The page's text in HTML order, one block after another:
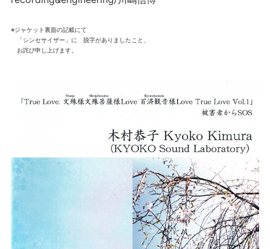
※ジャケット裏面の記載にて
「シンセサイザー」に 脱字がありましたこと、
お詫び申し上げます。